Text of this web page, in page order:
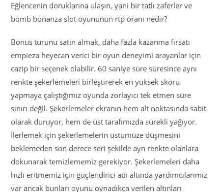
Eğlencenin doruklarına ulaşın, yani bir tatlı zaferler ve
bomb bonanza slot oyununun rtp oranı nedir?
Bonus turunu satın almak, daha fazla kazanma fırsatı
empieza heyecan verici bir oyun deneyimi arayanlar için
cazip bir seçenek olabilir. 60 saniye süre süresince aynı
renkte şekerlemeleri birleştirerek en yüksek skoru
yapmaya çalıştığımız oyunda zorlayıcı tek etmen süre
sınırı değil. Şekerlemeler ekranın hem alt noktasında sabit
olarak duruyor, hem de üst tarafımızda sürekli yağıyor.
İlerlemek için şekerlemelerin üstümüze düşmesini
beklemeden son derece seri şekilde ayn renkte olanlara
dokunarak temizlememiz gerekiyor. Şekerlemeleri daha
hızlı eritmemiz için güçlendirici adı altında yardımcılarımız
var ancak bunları oyunu oynadıkça verilen altınları